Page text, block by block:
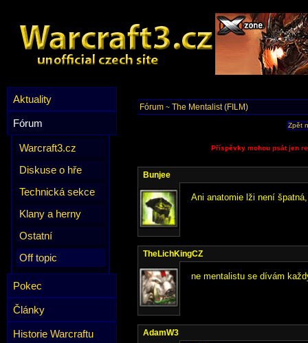
Aktuality
Fórum
Warcraft3.cz
Diskuse o hře
Technická sekce
Klany a herny
Ostatní
Off topic
Pokec
Články
Historie Warcraftu
Fórum ~ The Mentalist (FILM)
Zpět
Příspěvky mohou psát jen
Bunjee
Ani anatomie lži není
TheLichKingCZ
ne mentalistu se dívám
AdamW3